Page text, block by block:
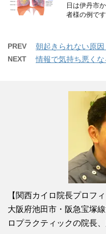
日は伊丹市
者様の例で
PREV 朝起きられない原因
NEXT 情報で気持ち悪く
【関西カイロ院長プロフィ
大阪府池田市・阪急宝塚
ロプラクティックの院長